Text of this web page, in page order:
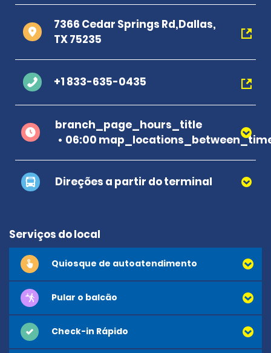
7366 Cedar Springs Rd,Dallas,
TX 75235
+1 833-635-0435
branch_page_hours_title
06:00
Direções a partir do terminal
Serviços do local
Quiosque de autoatendimento
Pular o balcão
Check-in Rápido